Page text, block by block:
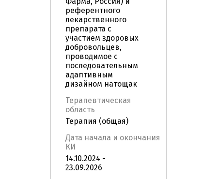
референтного
лекарственного
препарата с
участием здоровых
добровольцев,
проводимое с
последовательным
адаптивным
дизайном натощак
Терапевтическая
область
Терапия (общая)
Дата начала и окончания
КИ
14.10.2024 -
23.09.2026